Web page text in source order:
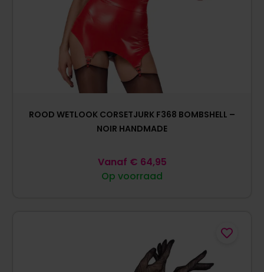
ROOD WETLOOK CORSETJURK F368 BOMBSHELL –
NOIR HANDMADE
Op voorraad
Vanaf € 64,95